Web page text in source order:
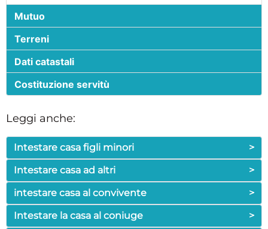
Mutuo
Terreni
Dati catastali
Costituzione servitù
Leggi anche:
Intestare casa figli minori
>
Intestare casa ad altri
>
intestare casa al convivente
>
Intestare la casa al coniuge
>